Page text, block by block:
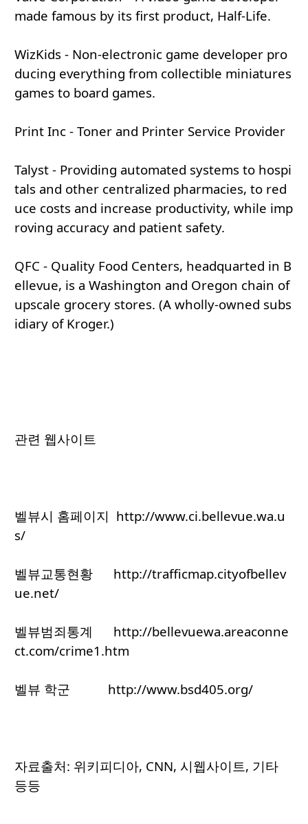
made famous by its first product, Half-Life.
WizKids - Non-electronic game developer pro
ducing everything from collectible miniatures
games to board games.
Print Inc - Toner and Printer Service Provider
Talyst - Providing automated systems to hospi
tals and other centralized pharmacies, to red
uce costs and increase productivity, while imp
roving accuracy and patient safety.
QFC - Quality Food Centers, headquarted in B
ellevue, is a Washington and Oregon chain of
upscale grocery stores. (A wholly-owned subs
idiary of Kroger.)
관련 웹사이트
벨뷰시 홈페이지 http://www.ci.bellevue.wa.u
s/
벨뷰교통현황 http://trafficmap.cityofbellev
ue.net/
벨뷰범죄통계 http://bellevuewa.areaconne
ct.com/crime1.htm
벨뷰 학군 http://www.bsd405.org/
자료출처: 위키피디아, CNN, 시웹사이트, 기타
등등